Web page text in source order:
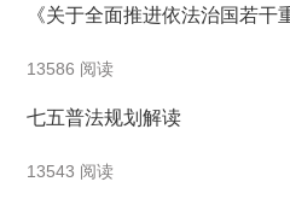
《关于全面推进依法治国若干
13586 阅读
七五普法规划解读
13543 阅读